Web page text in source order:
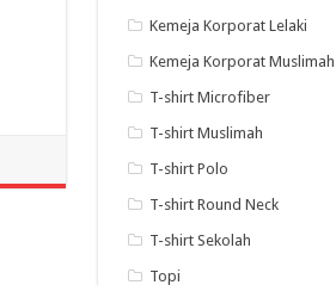
Kemeja Korporat Lelaki
Kemeja Korporat Muslimah
T-shirt Microfiber
T-shirt Muslimah
T-shirt Polo
T-shirt Round Neck
T-shirt Sekolah
Topi